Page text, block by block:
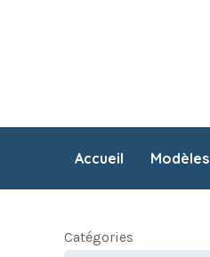
Accueil Modèles
Catégories